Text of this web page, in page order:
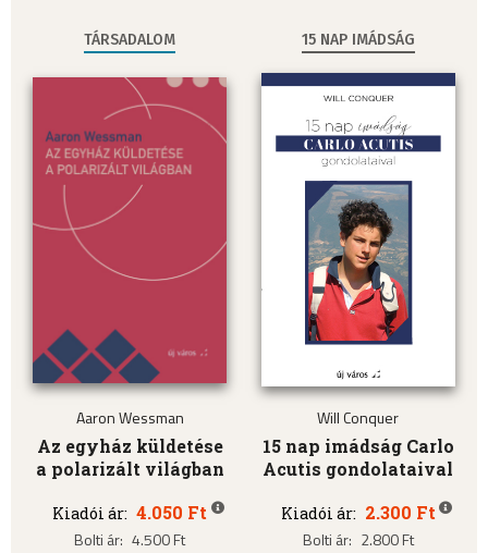
TÁRSADALOM
Aaron Wessman
Az egyház küldetése
a polarizált világban
Kiadói ár: 4.050 Ft
Bolti ár: 4.500 Ft
15 NAP IMÁDSÁG
Will Conquer
15 nap imádság Carlo
Acutis gondolataival
Kiadói ár: 2.300 Ft
Bolti ár: 2.800 Ft